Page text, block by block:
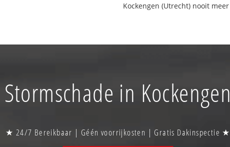
Kockengen (Utrecht) nooit
Stormschade in Kockengen
★ 24/7 Bereikbaar | Géén voorrijkosten | Gratis Dakinspectie ★